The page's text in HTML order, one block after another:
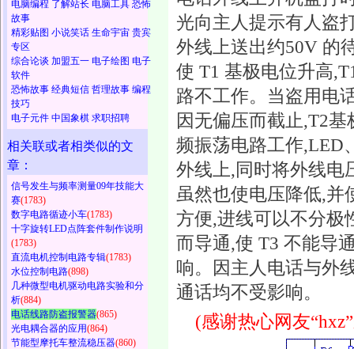
电脑编程 了解站长 电脑工具 恐怖
故事
精彩贴图 小说笑话 生命宇宙 贵宾
专区
综合论谈 加盟五一 电子绘图 电子
软件
恐怖故事 经典短信 哲理故事 编程
技巧
电子元件 中国象棋 求职招聘
相关联或者相类似的文
章：
信号发生与频率测量09年技能大
赛(1783)
数字电路循迹小车(1783)
十字旋转LED点阵套件制作说明
(1783)
直流电机控制电路专辑(1783)
水位控制电路(898)
几种微型电机驱动电路实验和分
析(884)
电话线路防盗报警器(865)
光电耦合器的应用(864)
节能型摩托车整流稳压器(860)
光向主人提示有人盗
外线上送出约50V 的
使 T1 基极电位升高
路不工作。当盗用电
因无偏压而截止,T2
频振荡电路工作,LED
外线上,同时将外线电
虽然也使电压降低,并
方便,进线可以不分极
而导通,使 T3 不能导
响。因主人电话与外
通话均不受影响。
(感谢热心网友